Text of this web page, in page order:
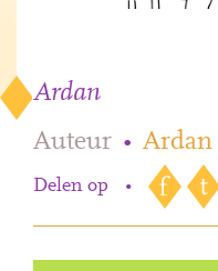
Ardan
Auteur • Ardan
Delen op •